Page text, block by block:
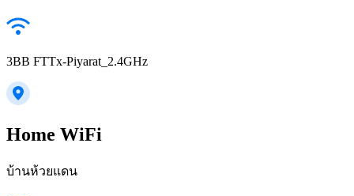
3BB FTTx-Piyarat_2.4GHz
Home WiFi
บ้านห้วยแดน